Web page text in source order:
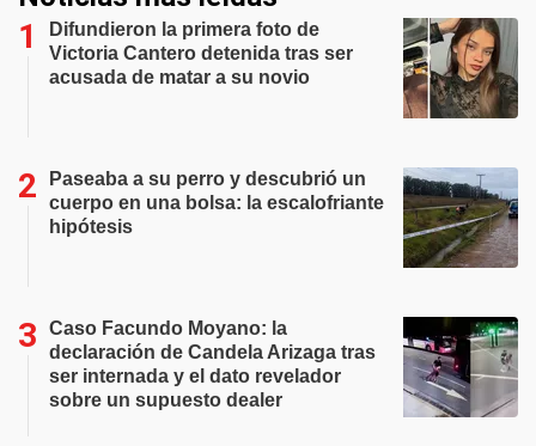
Difundieron la primera foto de
Victoria Cantero detenida tras ser
acusada de matar a su novio
Paseaba a su perro y descubrió un
cuerpo en una bolsa: la escalofriante
hipótesis
Caso Facundo Moyano: la
declaración de Candela Arizaga tras
ser internada y el dato revelador
sobre un supuesto dealer